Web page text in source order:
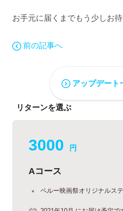
お手元に届くまでもう少しお待
前の記事へ
アップデート
リターンを選ぶ
3000 円
Aコース
ペルー映画祭オリジナルス